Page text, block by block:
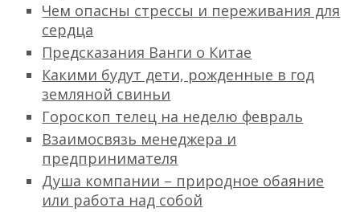
Чем опасны стрессы и переживания для
сердца
Предсказания Ванги о Китае
Какими будут дети, рожденные в год
земляной свиньи
Гороскоп телец на неделю февраль
Взаимосвязь менеджера и
предпринимателя
Душа компании – природное обаяние
или работа над собой